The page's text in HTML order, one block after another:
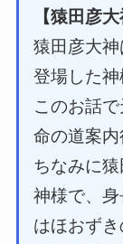
【猿田彦大
猿田彦大神
登場した神
このお話
命の道案内
ちなみに
神様で、
はほおずき